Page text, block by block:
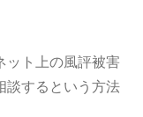
ット上の風評被害
談するという方法